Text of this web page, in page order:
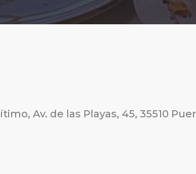
Av. de las Playas, 45, 35510